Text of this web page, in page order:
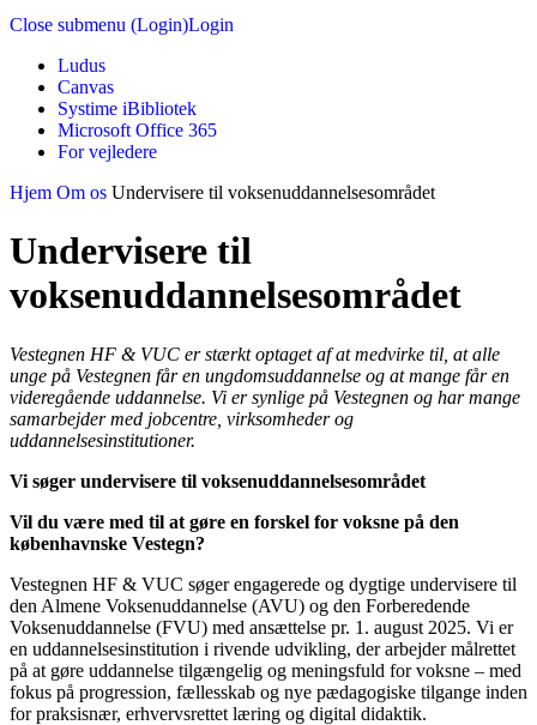
Close submenu (Login)Login
Ludus
Canvas
Systime iBibliotek
Microsoft Office 365
For vejledere
Hjem Om os Undervisere til voksenuddannelsesområdet
Undervisere til
voksenuddannelsesområdet
Vestegnen HF & VUC er stærkt optaget af at medvirke til, at alle
unge på Vestegnen får en ungdomsuddannelse og at mange får en
videregående uddannelse. Vi er synlige på Vestegnen og har mange
samarbejder med jobcentre, virksomheder og
uddannelsesinstitutioner.
Vi søger undervisere til voksenuddannelsesområdet
Vil du være med til at gøre en forskel for voksne på den
københavnske Vestegn?
Vestegnen HF & VUC søger engagerede og dygtige undervisere til
den Almene Voksenuddannelse (AVU) og den Forberedende
Voksenuddannelse (FVU) med ansættelse pr. 1. august 2025. Vi er
en uddannelsesinstitution i rivende udvikling, der arbejder målrettet
på at gøre uddannelse tilgængelig og meningsfuld for voksne – med
fokus på progression, fællesskab og nye pædagogiske tilgange inden
for praksisnær, erhvervsrettet læring og digital didaktik.